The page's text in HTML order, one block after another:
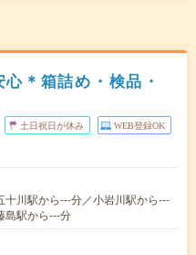
＊箱詰め・検品・
土日祝日が休み WEB登録OK
十川駅から---分／小岩川駅から---
島駅から---分